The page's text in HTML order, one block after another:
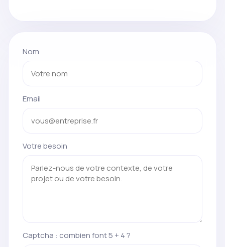
Nom
Email
Votre besoin
Captcha : combien font 5 + 4 ?